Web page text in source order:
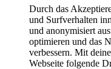
Durch das
und Surfverhalten
und anonymisiert
optimieren und das
verbessern. Mit
Webseite folgende